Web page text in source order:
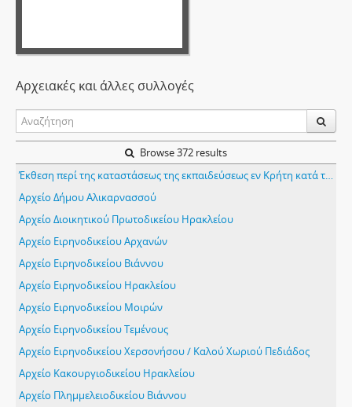
Αρχειακές και άλλες συλλογές
Browse 372 results
Έκθεση περί της καταστάσεως της εκπαιδεύσεως εν Κρήτη κατά το σχολικό έτος 1973-74
Αρχείο Δήμου Αλικαρνασσού
Αρχείο Διοικητικού Πρωτοδικείου Ηρακλείου
Αρχείο Ειρηνοδικείου Αρχανών
Αρχείο Ειρηνοδικείου Βιάννου
Αρχείο Ειρηνοδικείου Ηρακλείου
Αρχείο Ειρηνοδικείου Μοιρών
Αρχείο Ειρηνοδικείου Τεμένους
Αρχείο Ειρηνοδικείου Χερσονήσου / Καλού Χωριού Πεδιάδος
Αρχείο Κακουργιοδικείου Ηρακλείου
Αρχείο Πλημμελειοδικείου Βιάννου